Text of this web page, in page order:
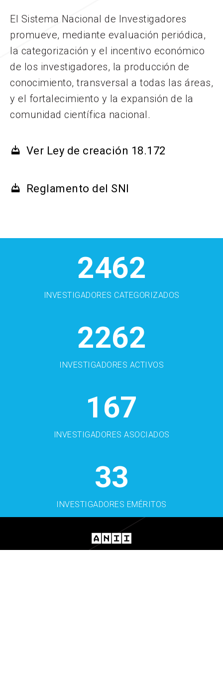
El Sistema Nacional de Investigadores
promueve, mediante evaluación periódica,
la categorización y el incentivo económico
de los investigadores, la producción de
conocimiento, transversal a todas las áreas,
y el fortalecimiento y la expansión de la
comunidad científica nacional.
Ver Ley de creación 18.172
Reglamento del SNI
2462
INVESTIGADORES CATEGORIZADOS
2262
INVESTIGADORES ACTIVOS
167
INVESTIGADORES ASOCIADOS
33
INVESTIGADORES EMÉRITOS